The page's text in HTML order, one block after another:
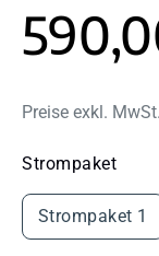
Preise exkl.
Strompaket
Strompaket 1